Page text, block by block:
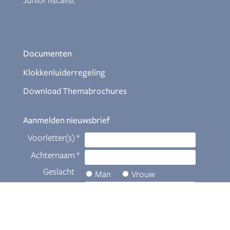
Documenten
Klokkenluiderregeling
Download Themabrochures
Aanmelden nieuwsbrief